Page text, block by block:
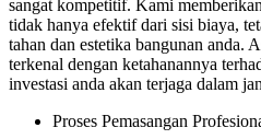
sangat kompetitif. Kami
tidak hanya efektif dari sisi biaya,
tahan dan estetika bangunan anda.
terkenal dengan ketahanannya
investasi anda akan terjaga dalam
Proses Pemasangan